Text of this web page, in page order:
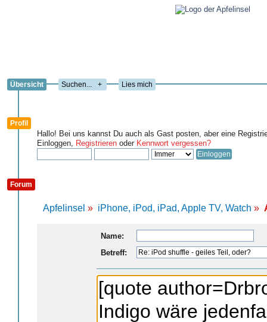
Übersicht + Lies mich
Profil
Hallo! Bei uns kannst Du auch als Gast posten, aber eine
Einloggen, Registrieren oder Kennwort vergessen?
Forum
Apfelinsel » iPhone, iPod, iPad, Apple TV, Watch »
Name:
Betreff: